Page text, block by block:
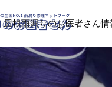
屋根雨漏りのお医者さん情